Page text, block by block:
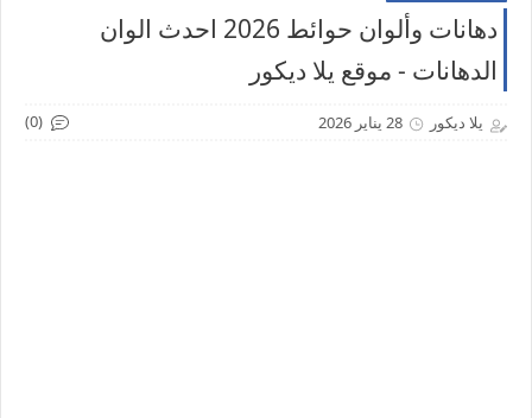
دهانات وألوان حوائط 2026 احدث الوان
الدهانات - موقع يلا ديكور
يلا ديكور 28 يناير 2026 (0)